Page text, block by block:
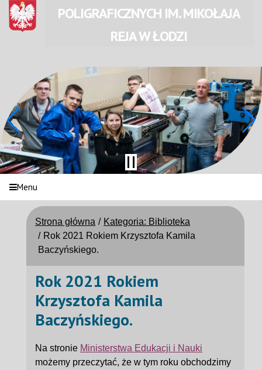
POLIGRAFICZNYCHIM. MIKOŁAJA
REJAW ŁODZI
Menu
Strona główna
Kategoria: Biblioteka
Rok 2021 Rokiem Krzysztofa Kamila
Baczyńskiego.
Rok 2021 Rokiem
Krzysztofa Kamila
Baczyńskiego.
Na stronie Ministerstwa Edukacji i Nauki
możemy przeczytać, że w tym roku obchodzimy